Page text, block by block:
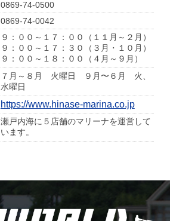
0869-74-0500
0869-74-0042
９：００～１７：００（１１月～２月）
９：００～１７：３０（３月・１０月）
９：００～１８：００（４月～９月）
７月～８月 火曜日 ９月〜６月 火、
水曜日
https://www.hinase-marina.co.jp
瀬戸内海に５店舗のマリーナを運営して
います。